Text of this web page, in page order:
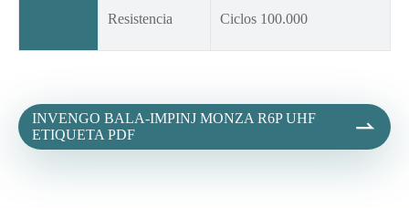
Resistencia Ciclos 100.000
INVENGO BALA-IMPINJ MONZA R6P UHF
ETIQUETA PDF
